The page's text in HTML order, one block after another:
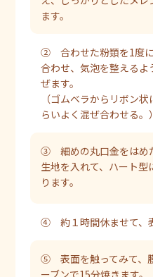
ます。
② 合わせた粉類を1度
合わせ、気泡を整えるよ
ぜます。
（ゴムベラからリボン状
らいよく混ぜ合わせる。）
③ 細めの丸口金をはめ
生地を入れて、ハート型
ります。
④ 約１時間休ませて、
⑤ 表面を触ってみて、